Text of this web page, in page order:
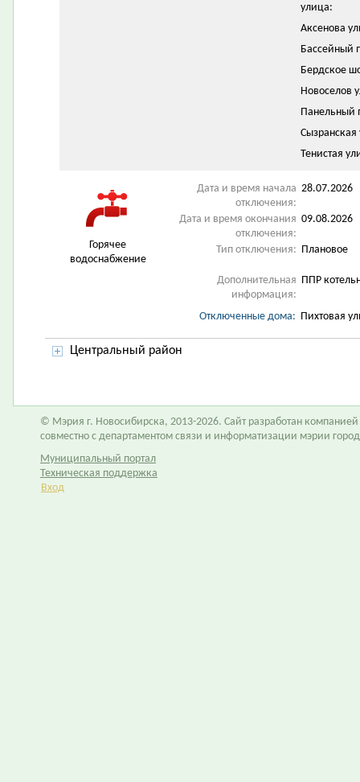
улица:
Аксенова
Бассейный
Бердское
Новоселов
Панельный
Сызранская
Тенистая
Горячее
водоснабжение
Дата и время начала
отключения:
28.07.2026
Дата и время окончания
отключения:
09.08.2026
Тип отключения: Плановое
Дополнительная
информация:
ППР
Отключенные дома: Пихтовая
Центральный район
© Мэрия г. Новосибирска, 2013-2026. Сайт разработан компанией
совместно с департаментом связи и информатизации мэрии
Муниципальный портал
Техническая поддержка
Вход